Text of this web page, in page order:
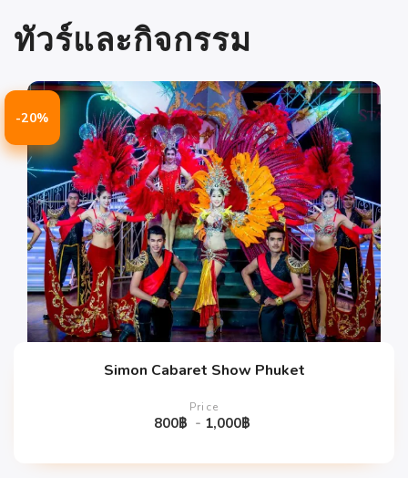
ทัวร์และกิจกรรม
-20%
Simon Cabaret Show Phuket
Price
800฿ - 1,000฿